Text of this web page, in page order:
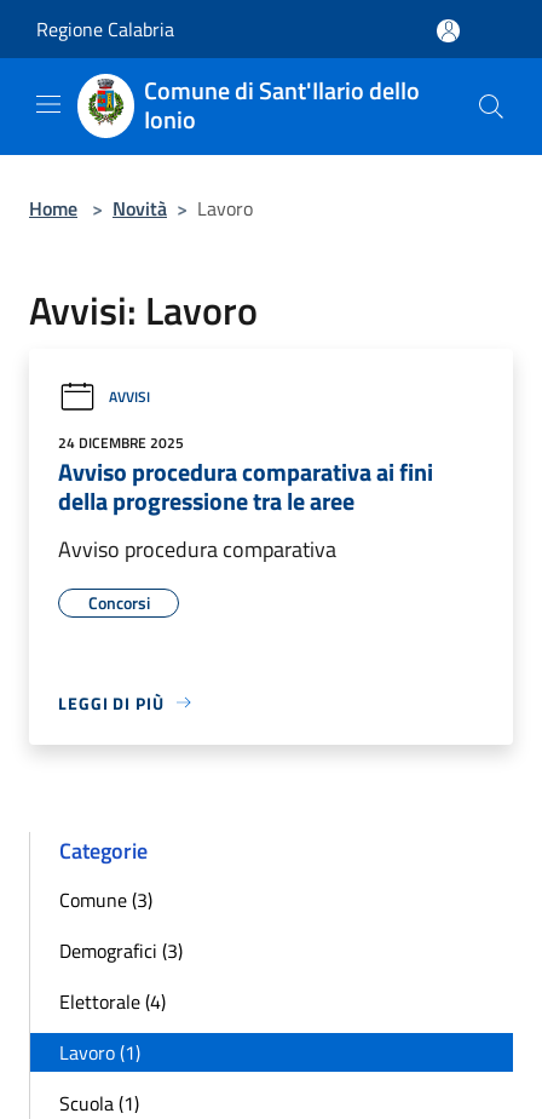
Regione Calabria
Comune di Sant'Ilario dello
Ionio
Home > Novità > Lavoro
Avvisi: Lavoro
AVVISI
24 DICEMBRE 2025
Avviso procedura comparativa ai fini
della progressione tra le aree
Avviso procedura comparativa
Concorsi
LEGGI DI PIÙ
Categorie
Comune (3)
Demografici (3)
Elettorale (4)
Lavoro (1)
Scuola (1)